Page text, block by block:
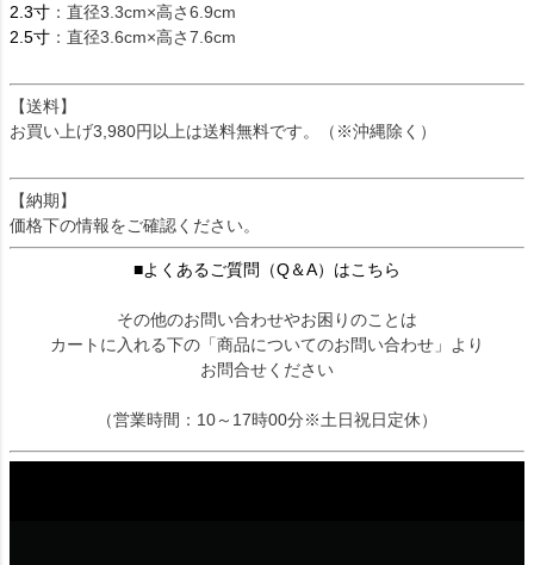
2.3寸 ：直径3.3cm×高さ6.9cm
2.5寸 ：直径3.6cm×高さ7.6cm
【送料】
お買い上げ3,980円以上は送料無料です。（※沖縄除く）
【納期】
価格下の情報をご確認ください。
■よくあるご質問（Q＆A）はこちら
その他のお問い合わせやお困りのことは
カートに入れる下の「商品についてのお問い合わせ」より
お問合せください
（営業時間：10～17時00分※土日祝日定休）